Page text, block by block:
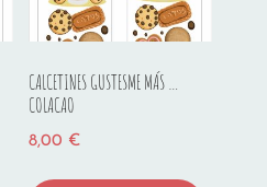
CALCETINES GUSTESME MÁS …
COLACAO
8,00 €